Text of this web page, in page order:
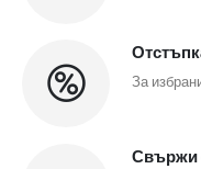
За
Свържи